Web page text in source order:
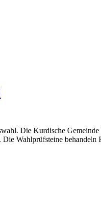
Die Kurdische
Wahlprüfsteine